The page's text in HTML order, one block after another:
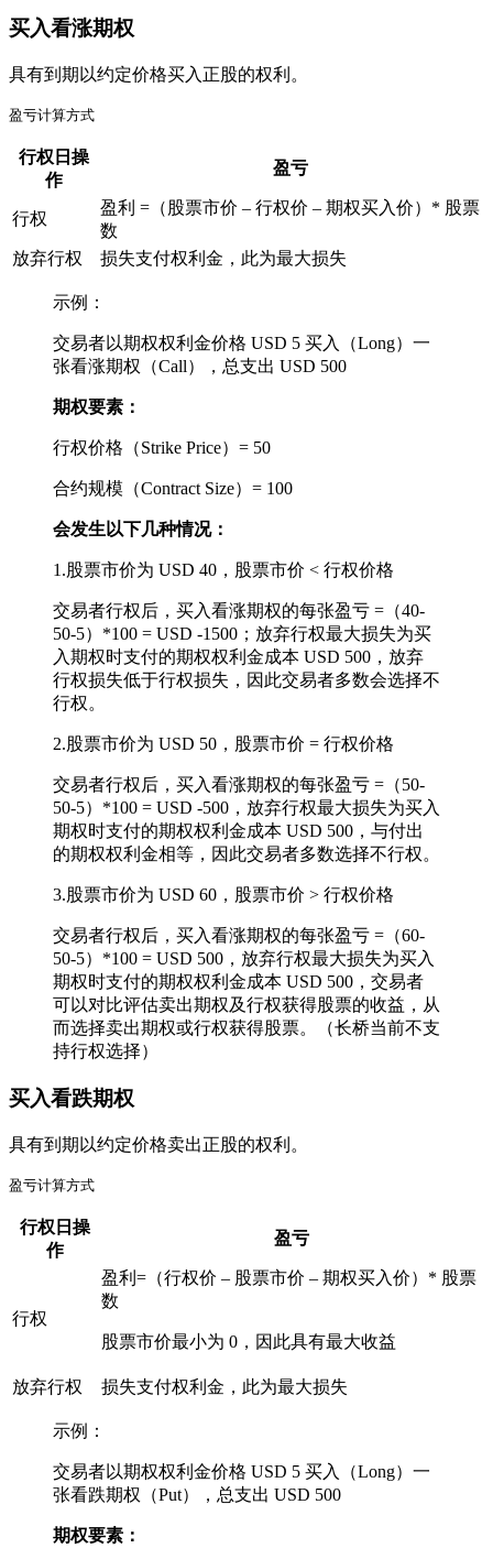
买入看涨期权
具有到期以约定价格买入正股的权利。
盈亏计算方式
行权日操
作
盈亏
行权
盈利 =（股票市价 – 行权价 – 期权买入价）* 股票
数
放弃行权
损失支付权利金，此为最大损失
示例：
交易者以期权权利金价格 USD 5 买入（Long）一
张看涨期权（Call），总支出 USD 500
期权要素：
行权价格（Strike Price）= 50
合约规模（Contract Size）= 100
会发生以下几种情况：
1.股票市价为 USD 40，股票市价 < 行权价格
交易者行权后，买入看涨期权的每张盈亏 =（40-
50-5）*100 = USD -1500；放弃行权最大损失为买
入期权时支付的期权权利金成本 USD 500，放弃
行权损失低于行权损失，因此交易者多数会选择不
行权。
2.股票市价为 USD 50，股票市价 = 行权价格
交易者行权后，买入看涨期权的每张盈亏 =（50-
50-5）*100 = USD -500，放弃行权最大损失为买入
期权时支付的期权权利金成本 USD 500，与付出
的期权权利金相等，因此交易者多数选择不行权。
3.股票市价为 USD 60，股票市价 > 行权价格
交易者行权后，买入看涨期权的每张盈亏 =（60-
50-5）*100 = USD 500，放弃行权最大损失为买入
期权时支付的期权权利金成本 USD 500，交易者
可以对比评估卖出期权及行权获得股票的收益，从
而选择卖出期权或行权获得股票。（长桥当前不支
持行权选择）
买入看跌期权
具有到期以约定价格卖出正股的权利。
盈亏计算方式
行权日操
作
盈亏
行权
盈利=（行权价 – 股票市价 – 期权买入价）* 股票
数
股票市价最小为 0，因此具有最大收益
放弃行权 损失支付权利金，此为最大损失
示例：
交易者以期权权利金价格 USD 5 买入（Long）一
张看跌期权（Put），总支出 USD 500
期权要素：